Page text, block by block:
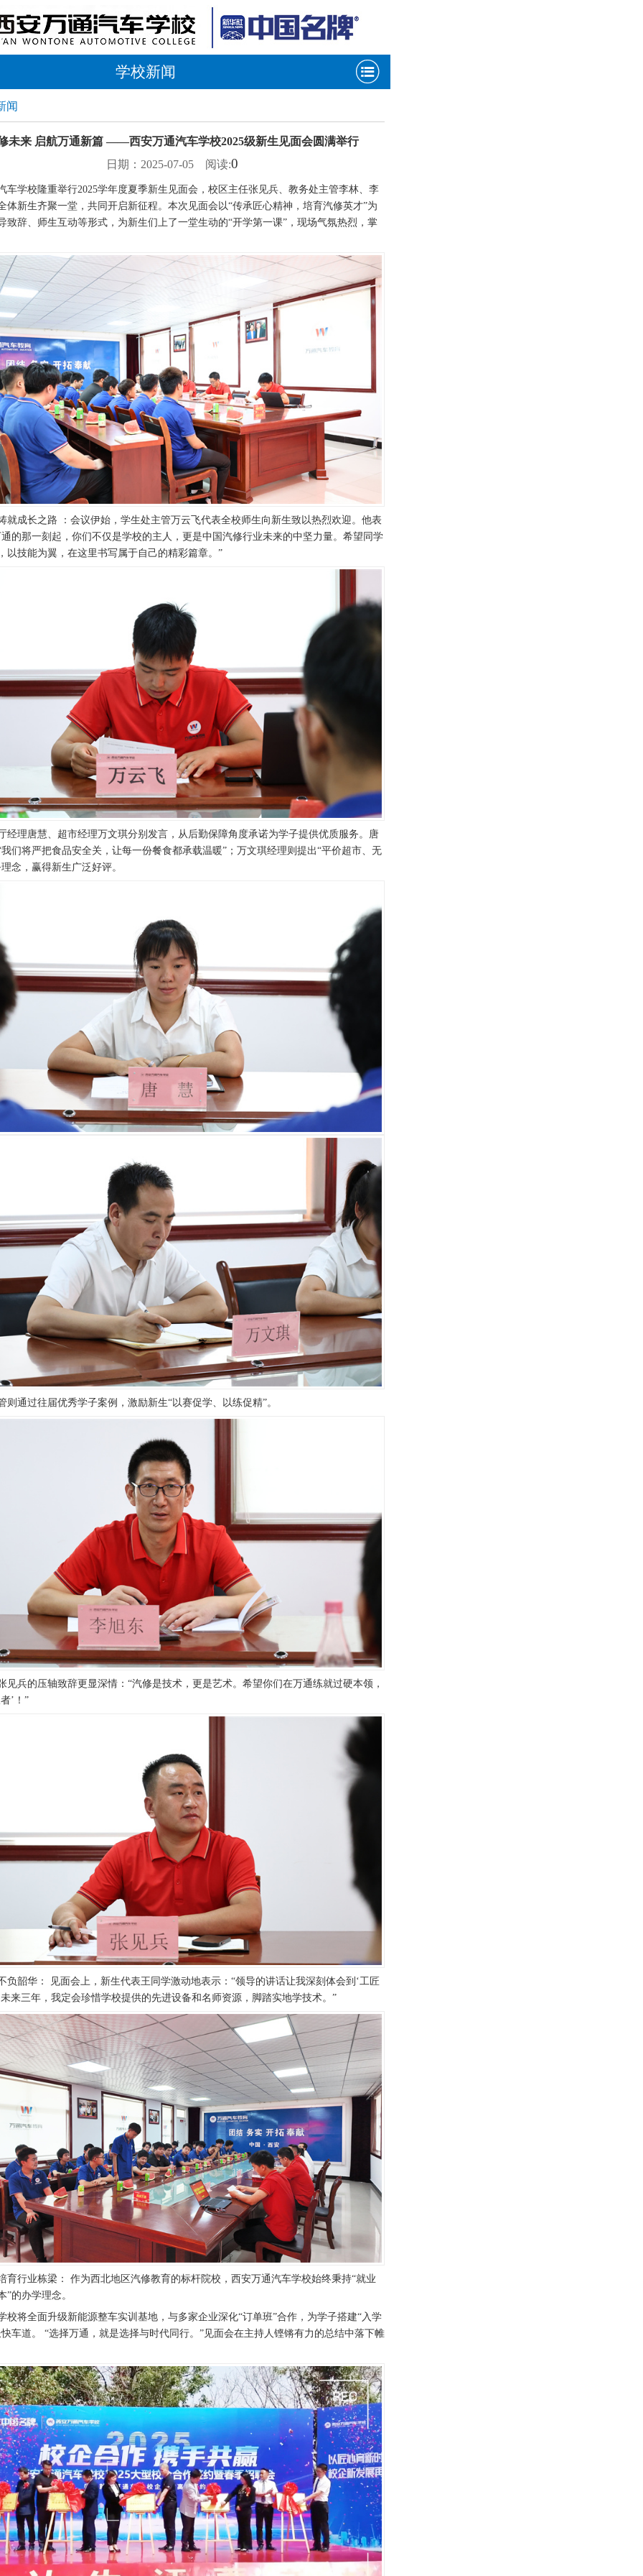
学校新闻 
闻
未来 启航万通新篇 ——西安万通汽车学校2025级新生见面会圆满举行
日期：2025-07-05 阅读:0
车学校隆重举行2025学年度夏季新生见面会，校区主任张见兵、教务处主管李林、李
体新生齐聚一堂，共同开启新征程。本次见面会以“传承匠心精神，培育汽修英才”为
致辞、师生互动等形式，为新生们上了一堂生动的“开学第一课”，现场气氛热烈，掌
就成长之路 ：会议伊始，学生处主管万云飞代表全校师生向新生致以热烈欢迎。他表
的那一刻起，你们不仅是学校的主人，更是中国汽修行业未来的中坚力量。希望同学
以技能为翼，在这里书写属于自己的精彩篇章。”
经理唐慧、超市经理万文琪分别发言，从后勤保障角度承诺为学子提供优质服务。唐
们将严把食品安全关，让每一份餐食都承载温暖”；万文琪经理则提出“平价超市、无
念，赢得新生广泛好评。
则通过往届优秀学子案例，激励新生“以赛促学、以练促精”。
见兵的压轴致辞更显深情：“汽修是技术，更是艺术。希望你们在万通练就过硬本领，
’！”
负韶华： 见面会上，新生代表王同学激动地表示：“领导的讲话让我深刻体会到‘工匠
来三年，我定会珍惜学校提供的先进设备和名师资源，脚踏实地学技术。”
育行业栋梁： 作为西北地区汽修教育的标杆院校，西安万通汽车学校始终秉持“就业
”的办学理念。
校将全面升级新能源整车实训基地，与多家企业深化“订单班”合作，为学子搭建“入学
车道。 “选择万通，就是选择与时代同行。”见面会在主持人铿锵有力的总结中落下帷